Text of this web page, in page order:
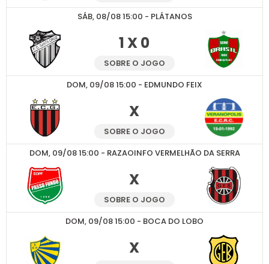
SÁB, 08/08 15:00 - PLÁTANOS
1 X 0
SOBRE O JOGO
DOM, 09/08 15:00 - EDMUNDO FEIX
X
SOBRE O JOGO
DOM, 09/08 15:00 - RAZAOINFO VERMELHÃO DA SERRA
X
SOBRE O JOGO
DOM, 09/08 15:00 - BOCA DO LOBO
X